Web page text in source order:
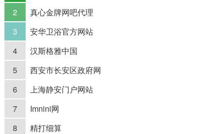
2
真心金牌网吧代理
3
安华卫浴官方网站
4
汉斯格雅中国
5
西安市长安区政府网
6
上海静安门户网站
7
Imnini网
8
精打细算